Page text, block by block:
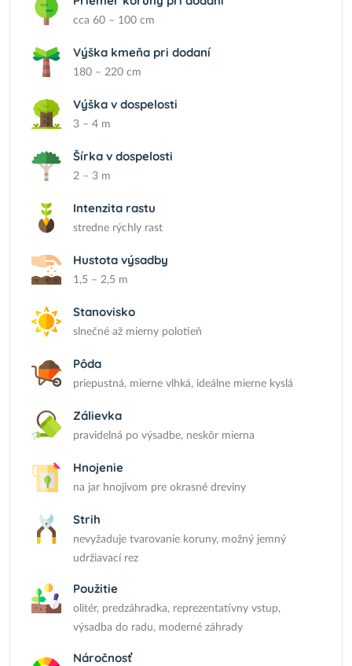
cca 60 – 100 cm
Výška kmeňa pri dodaní
180 – 220 cm
Výška v dospelosti
3 – 4 m
Šírka v dospelosti
2 – 3 m
Intenzita rastu
stredne rýchly rast
Hustota výsadby
1,5 – 2,5 m
Stanovisko
slnečné až mierny polotieň
Pôda
priepustná, mierne vlhká, ideálne mierne kyslá
Zálievka
pravidelná po výsadbe, neskôr mierna
Hnojenie
na jar hnojivom pre okrasné dreviny
Strih
nevyžaduje tvarovanie koruny, možný jemný
udržiavací rez
Použitie
olitér, predzáhradka, reprezentatívny vstup,
výsadba do radu, moderné záhrady
Náročnosť